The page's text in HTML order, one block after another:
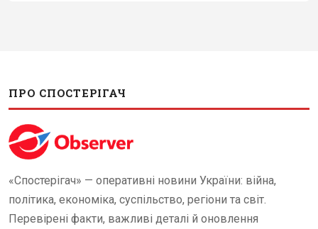
ПРО СПОСТЕРІГАЧ
«Спостерігач» — оперативні новини України: війна,
політика, економіка, суспільство, регіони та світ.
Перевірені факти, важливі деталі й оновлення